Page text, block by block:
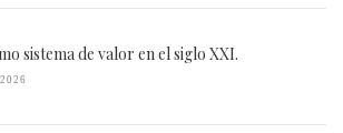
sistema de valor en el siglo XXI.